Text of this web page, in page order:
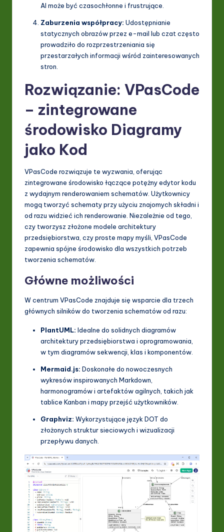
AI może być czasochłonne i frustrujące.
Zaburzenia współpracy: Udostępnianie
statycznych obrazów przez e-mail lub czat często
prowadziło do rozprzestrzeniania się
przestarzałych informacji wśród zainteresowanych
stron.
Rozwiązanie: VPasCode
– zintegrowane
środowisko Diagramy
jako Kod
VPasCode rozwiązuje te wyzwania, oferując
zintegrowane środowisko łączące potężny edytor kodu
z wydajnym renderowaniem schematów. Użytkownicy
mogą tworzyć schematy przy użyciu znajomych składni i
od razu widzieć ich renderowanie. Niezależnie od tego,
czy tworzysz złożone modele architektury
przedsiębiorstwa, czy proste mapy myśli, VPasCode
zapewnia spójne środowisko dla wszystkich potrzeb
tworzenia schematów.
Główne możliwości
W centrum VPasCode znajduje się wsparcie dla trzech
głównych silników do tworzenia schematów od razu:
PlantUML: Idealne do solidnych diagramów
architektury przedsiębiorstwa i oprogramowania,
w tym diagramów sekwencji, klas i komponentów.
Mermaid.js: Doskonałe do nowoczesnych
wykresów inspirowanych Markdown,
harmonogramów i artefaktów agilnych, takich jak
tablice Kanban i mapy przejść użytkowników.
Graphviz: Wykorzystujące język DOT do
złożonych struktur sieciowych i wizualizacji
przepływu danych.